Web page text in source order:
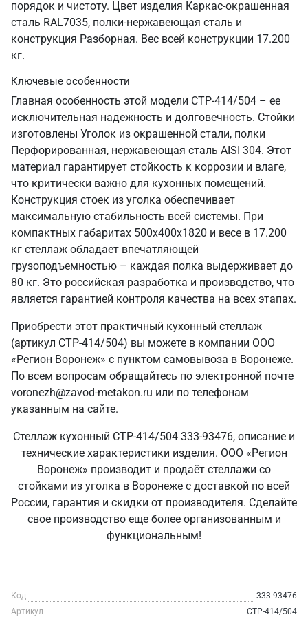
порядок и чистоту. Цвет изделия Каркас-окрашенная
сталь RAL7035, полки-нержавеющая сталь и
конструкция Разборная. Вес всей конструкции 17.200
кг.
Ключевые особенности
Главная особенность этой модели СТР-414/504 – ее
исключительная надежность и долговечность. Стойки
изготовлены Уголок из окрашенной стали, полки
Перфорированная, нержавеющая сталь AISI 304. Этот
материал гарантирует стойкость к коррозии и влаге,
что критически важно для кухонных помещений.
Конструкция стоек из уголка обеспечивает
максимальную стабильность всей системы. При
компактных габаритах 500х400х1820 и весе в 17.200
кг стеллаж обладает впечатляющей
грузоподъемностью – каждая полка выдерживает до
80 кг. Это российская разработка и производство, что
является гарантией контроля качества на всех этапах.
Приобрести этот практичный кухонный стеллаж
(артикул СТР-414/504) вы можете в компании ООО
«Регион Воронеж» с пунктом самовывоза в Воронеже.
По всем вопросам обращайтесь по электронной почте
voronezh@zavod-metakon.ru или по телефонам
указанным на сайте.
Стеллаж кухонный СТР-414/504 333-93476, описание и
технические характеристики изделия. ООО «Регион
Воронеж» производит и продаёт стеллажи со
стойками из уголка в Воронеже с доставкой по всей
России, гарантия и скидки от производителя. Сделайте
свое производство еще более организованным и
функциональным!
Код
333-93476
Артикул
СТР-414/504